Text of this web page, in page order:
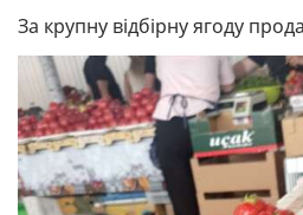
За крупну відбірну ягоду